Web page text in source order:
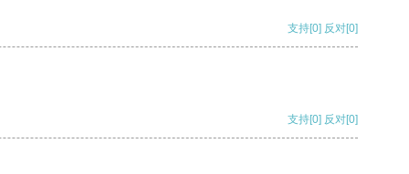
支持[0] 反对[0]
支持[0] 反对[0]